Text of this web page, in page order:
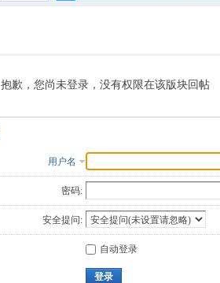
索
抱歉，您尚未登录，没有权限在该版块回帖
用户名
密码:
安全提问:
自动登录
登录